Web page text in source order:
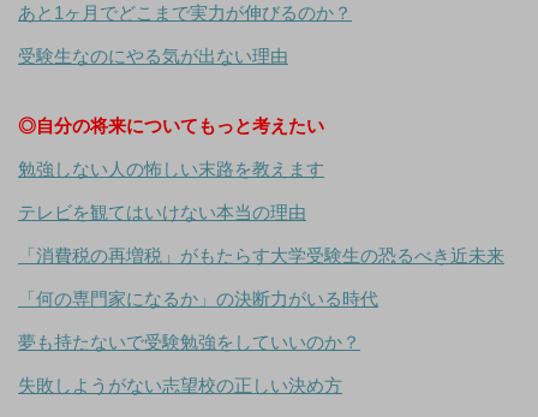
あと1ヶ月でどこまで実力が伸びるのか？
受験生なのにやる気が出ない理由
◎自分の将来についてもっと考えたい
勉強しない人の怖しい末路を教えます
テレビを観てはいけない本当の理由
「消費税の再増税」がもたらす大学受験生の恐るべき近未来
「何の専門家になるか」の決断力がいる時代
夢も持たないで受験勉強をしていいのか？
失敗しようがない志望校の正しい決め方